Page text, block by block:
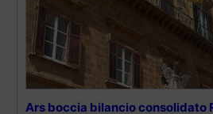
Ars boccia bilancio consolidato